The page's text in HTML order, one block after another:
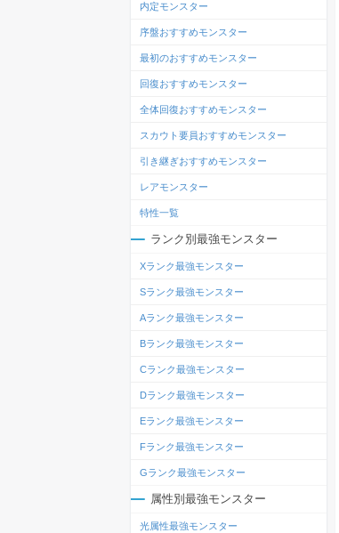
内定モンスター
序盤おすすめモンスター
最初のおすすめモンスター
回復おすすめモンスター
全体回復おすすめモンスター
スカウト要員おすすめモンスター
引き継ぎおすすめモンスター
レアモンスター
特性一覧
ランク別最強モンスター
Xランク最強モンスター
Sランク最強モンスター
Aランク最強モンスター
Bランク最強モンスター
Cランク最強モンスター
Dランク最強モンスター
Eランク最強モンスター
Fランク最強モンスター
Gランク最強モンスター
属性別最強モンスター
光属性最強モンスター